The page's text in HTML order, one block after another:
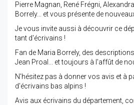
Pierre Magnan, René Frégni,
Borrely... et vous présente de
Je vous invite aussi à découvrir ce
tant d'écrivains !
Fan de Maria Borrely, des
Jean Proal... et toujours à l'affût de
N'hésitez pas à donner vos avis et à
d'écrivains bas alpins !
Avis aux écrivains du département,